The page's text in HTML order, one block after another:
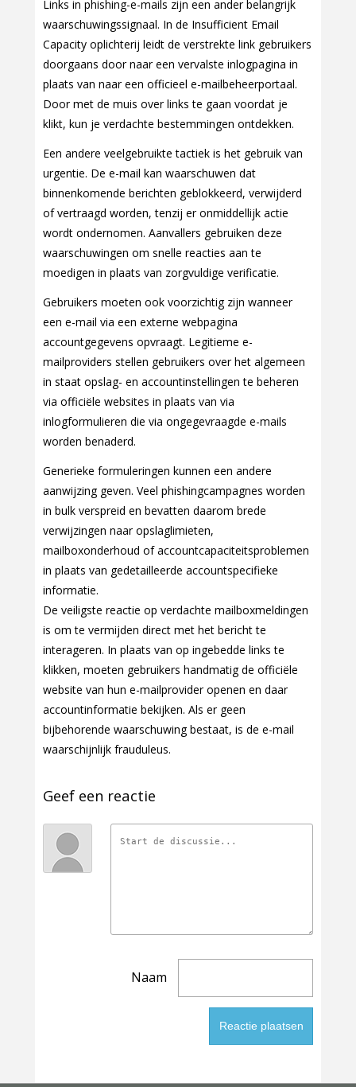
Links in phishing-e-mails zijn een ander belangrijk
waarschuwingssignaal. In de Insufficient Email
Capacity oplichterij leidt de verstrekte link gebruikers
doorgaans door naar een vervalste inlogpagina in
plaats van naar een officieel e-mailbeheerportaal.
Door met de muis over links te gaan voordat je
klikt, kun je verdachte bestemmingen ontdekken.
Een andere veelgebruikte tactiek is het gebruik van
urgentie. De e-mail kan waarschuwen dat
binnenkomende berichten geblokkeerd, verwijderd
of vertraagd worden, tenzij er onmiddellijk actie
wordt ondernomen. Aanvallers gebruiken deze
waarschuwingen om snelle reacties aan te
moedigen in plaats van zorgvuldige verificatie.
Gebruikers moeten ook voorzichtig zijn wanneer
een e-mail via een externe webpagina
accountgegevens opvraagt. Legitieme e-
mailproviders stellen gebruikers over het algemeen
in staat opslag- en accountinstellingen te beheren
via officiële websites in plaats van via
inlogformulieren die via ongegevraagde e-mails
worden benaderd.
Generieke formuleringen kunnen een andere
aanwijzing geven. Veel phishingcampagnes worden
in bulk verspreid en bevatten daarom brede
verwijzingen naar opslaglimieten,
mailboxonderhoud of accountcapaciteitsproblemen
in plaats van gedetailleerde accountspecifieke
informatie.
De veiligste reactie op verdachte mailboxmeldingen
is om te vermijden direct met het bericht te
interageren. In plaats van op ingebedde links te
klikken, moeten gebruikers handmatig de officiële
website van hun e-mailprovider openen en daar
accountinformatie bekijken. Als er geen
bijbehorende waarschuwing bestaat, is de e-mail
waarschijnlijk frauduleus.
Geef een reactie
Naam